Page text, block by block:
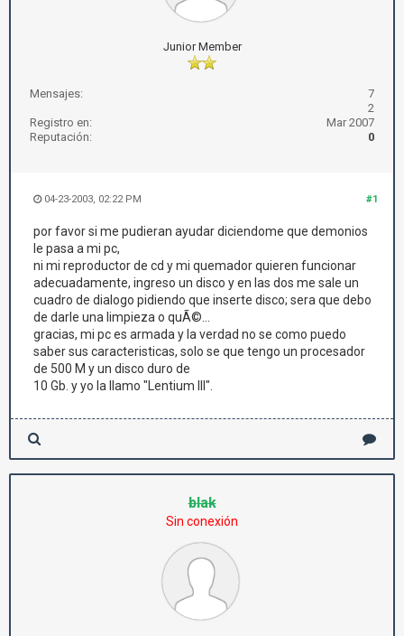
Junior Member
Mensajes:
7
2
Registro en:
Mar 2007
Reputación:
0
#1
04-23-2003, 02:22 PM
por favor si me pudieran ayudar diciendome que demonios
le pasa a mi pc,
ni mi reproductor de cd y mi quemador quieren funcionar
adecuadamente, ingreso un disco y en las dos me sale un
cuadro de dialogo pidiendo que inserte disco; sera que debo
de darle una limpieza o quÃ©...
gracias, mi pc es armada y la verdad no se como puedo
saber sus caracteristicas, solo se que tengo un procesador
de 500 M y un disco duro de
10 Gb. y yo la llamo "Lentium III".
blak
Sin conexión